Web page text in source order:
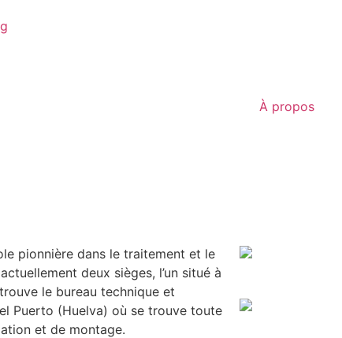
À propos
pionnière dans le traitement et le
deux sièges, l’un situé à
le bureau technique et
Puerto (Huelva) où se trouve toute
et de montage.